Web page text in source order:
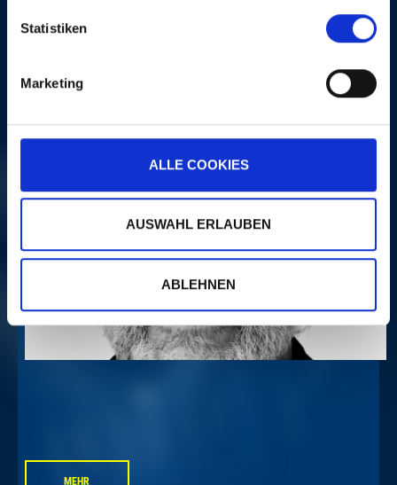
Statistiken
Marketing
ALLE COOKIES
AUSWAHL ERLAUBEN
ABLEHNEN
MEHR
MEHR